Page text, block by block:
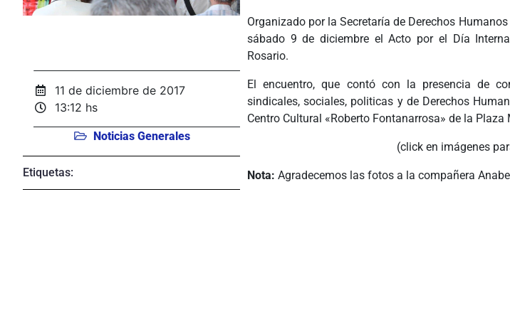
11 de diciembre de 2017
13:12 hs
Noticias Generales
Etiquetas:
Organizado por la Secretaría de Derechos
sábado 9 de diciembre el Acto por el Día
Rosario.
El encuentro, que contó con la presencia de
sindicales, sociales, politicas y de Derechos
Centro Cultural «Roberto Fontanarrosa» de la Plaza
(click en imágenes
Nota: Agradecemos las fotos a la compañera